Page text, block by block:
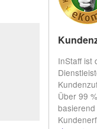
InStaff ist
Über 99